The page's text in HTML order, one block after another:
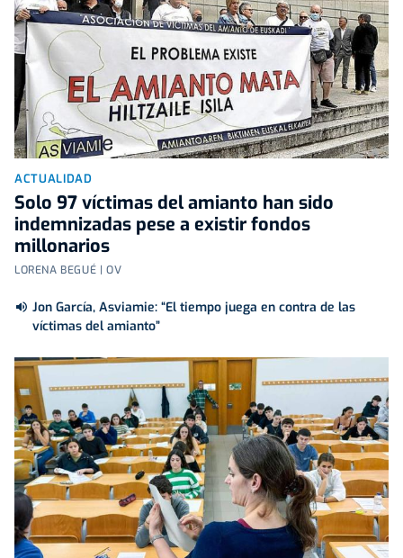
ACTUALIDAD
Solo 97 víctimas del amianto han sido
indemnizadas pese a existir fondos
millonarios
LORENA BEGUÉ | OV
Jon García, Asviamie: “El tiempo juega en contra de las
víctimas del amianto”